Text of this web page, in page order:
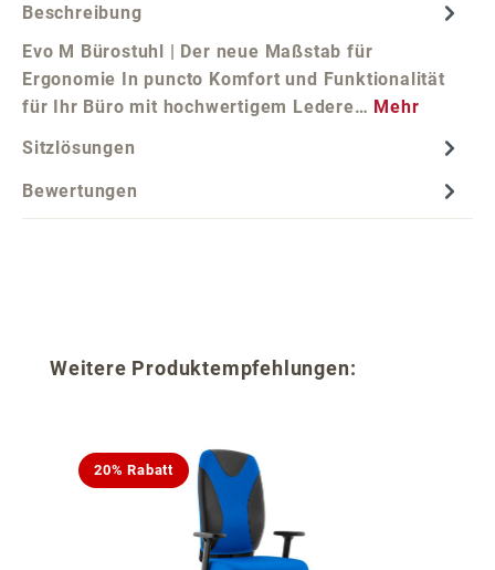
Beschreibung
Evo M Bürostuhl | Der neue Maßstab für
Ergonomie In puncto Komfort und Funktionalität
für Ihr Büro mit hochwertigem Ledere… Mehr
Sitzlösungen
Bewertungen
Produktgalerie überspringen
Weitere Produktempfehlungen:
20% Rabatt